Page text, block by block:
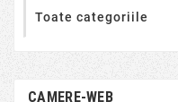
Toate categoriile
CAMERE-WEB